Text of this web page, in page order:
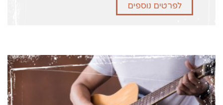
לפרטים נוספים